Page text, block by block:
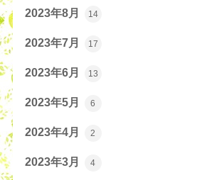
2023年8月 14
2023年7月 17
2023年6月 13
2023年5月 6
2023年4月 2
2023年3月 4